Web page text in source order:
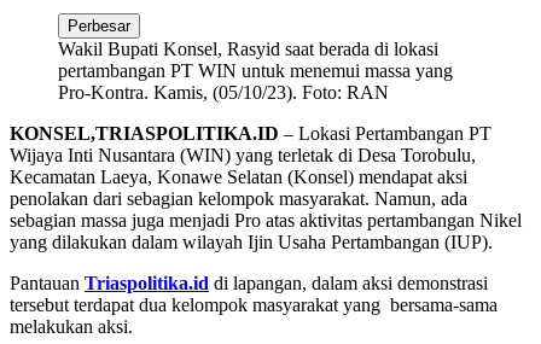
Perbesar
Wakil Bupati Konsel, Rasyid saat berada di lokasi
pertambangan PT WIN untuk menemui massa yang
Pro-Kontra. Kamis, (05/10/23). Foto: RAN
KONSEL,TRIASPOLITIKA.ID – Lokasi Pertambangan PT
Wijaya Inti Nusantara (WIN) yang terletak di Desa Torobulu,
Kecamatan Laeya, Konawe Selatan (Konsel) mendapat aksi
penolakan dari sebagian kelompok masyarakat. Namun, ada
sebagian massa juga menjadi Pro atas aktivitas pertambangan Nikel
yang dilakukan dalam wilayah Ijin Usaha Pertambangan (IUP).
Pantauan Triaspolitika.id di lapangan, dalam aksi demonstrasi
tersebut terdapat dua kelompok masyarakat yang bersama-sama
melakukan aksi.